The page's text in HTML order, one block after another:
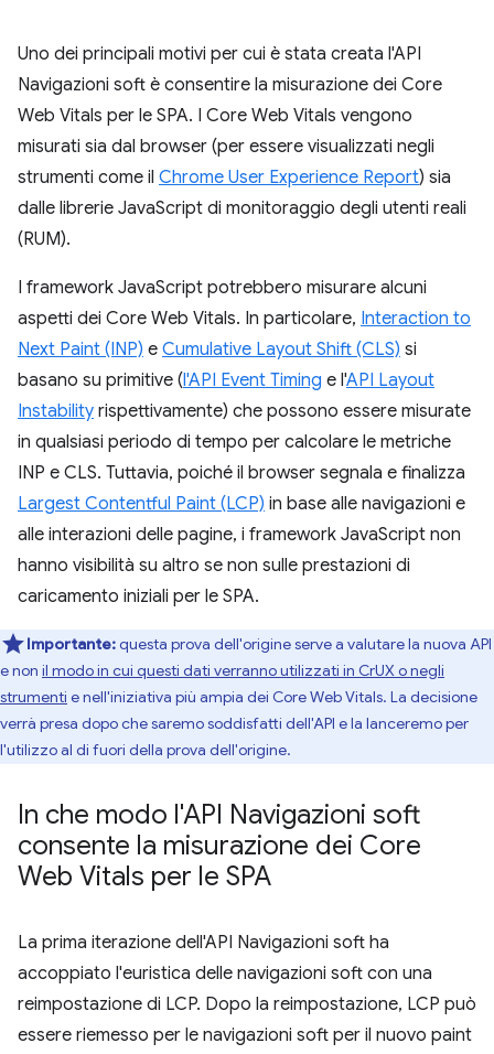
Uno dei principali motivi per cui è stata creata l'API
Navigazioni soft è consentire la misurazione dei Core
Web Vitals per le SPA. I Core Web Vitals vengono
misurati sia dal browser (per essere visualizzati negli
strumenti come il Chrome User Experience Report) sia
dalle librerie JavaScript di monitoraggio degli utenti reali
(RUM).
I framework JavaScript potrebbero misurare alcuni
aspetti dei Core Web Vitals. In particolare, Interaction to
Next Paint (INP) e Cumulative Layout Shift (CLS) si
basano su primitive (l'API Event Timing e l'API Layout
Instability rispettivamente) che possono essere misurate
in qualsiasi periodo di tempo per calcolare le metriche
INP e CLS. Tuttavia, poiché il browser segnala e finalizza
Largest Contentful Paint (LCP) in base alle navigazioni e
alle interazioni delle pagine, i framework JavaScript non
hanno visibilità su altro se non sulle prestazioni di
caricamento iniziali per le SPA.
Importante:questa prova dell'origine serve a valutare la nuova API
e non il modo in cui questi dati verranno utilizzati in CrUX o negli
strumenti e nell'iniziativa più ampia dei Core Web Vitals. La decisione
verrà presa dopo che saremo soddisfatti dell'API e la lanceremo per
l'utilizzo al di fuori della prova dell'origine.
In che modo l'API Navigazioni soft
consente la misurazione dei Core
Web Vitals per le SPA
La prima iterazione dell'API Navigazioni soft ha
accoppiato l'euristica delle navigazioni soft con una
reimpostazione di LCP. Dopo la reimpostazione, LCP può
essere riemesso per le navigazioni soft per il nuovo paint